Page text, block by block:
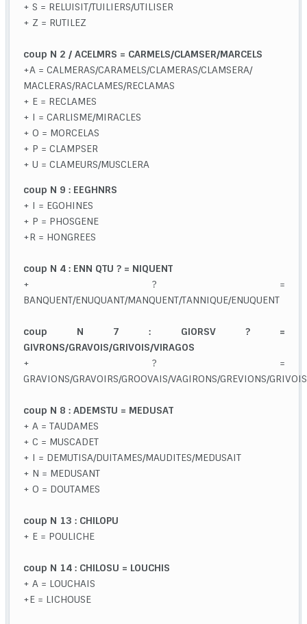
+ S = RELUISIT/TUILIERS/UTILISER
+ Z = RUTILEZ
coup N 2 / ACELMRS = CARMELS/CLAMSER/MARCELS
+A = CALMERAS/CARAMELS/CLAMERAS/CLAMSERA/
MACLERAS/RACLAMES/RECLAMAS
+ E = RECLAMES
+ I = CARLISME/MIRACLES
+ O = MORCELAS
+ P = CLAMPSER
+ U = CLAMEURS/MUSCLERA
coup N 9 : EEGHNRS
+ I = EGOHINES
+ P = PHOSGENE
+R = HONGREES
coup N 4 : ENN QTU ? = NIQUENT
+ ? =
BANQUENT/ENUQUANT/MANQUENT/TANNIQUE/ENUQUENT
coup N 7 : GIORSV ? =
GIVRONS/GRAVOIS/GRIVOIS/VIRAGOS
+ ? =
GRAVIONS/GRAVOIRS/GROOVAIS/VAGIRONS/GREVIONS/
coup N 8 : ADEMSTU = MEDUSAT
+ A = TAUDAMES
+ C = MUSCADET
+ I = DEMUTISA/DUITAMES/MAUDITES/MEDUSAIT
+ N = MEDUSANT
+ O = DOUTAMES
coup N 13 : CHILOPU
+ E = POULICHE
coup N 14 : CHILOSU = LOUCHIS
+ A = LOUCHAIS
+E = LICHOUSE